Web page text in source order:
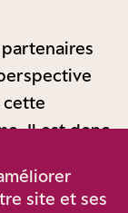
cette
Il est donc
France,
site et ses